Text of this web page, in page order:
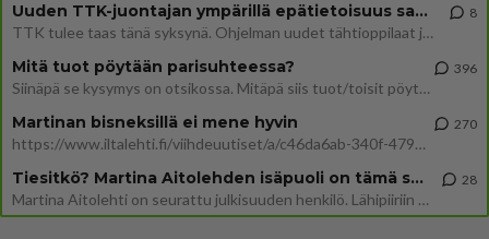
Uuden TTK-juontajan ympärillä epätietoisuus sakenee - Nyt MTV hämmentää soppaa
TTK tulee taas tänä syksynä. Ohjelman uudet tähtioppilaat julkistetaan torstaina 6. elokuuta klo 14 alkavassa lehdistö
8
Mitä tuot pöytään parisuhteessa?
Siinäpä se kysymys on otsikossa. Mitäpä siis tuot/toisit pöytään parisuhteessa? Oletko mies vai nainen? Koetko sen mitä
396
Martinan bisneksillä ei mene hyvin
https://www.iltalehti.fi/viihdeuutiset/a/c46da6ab-340f-4790-aaa7-0865eed2336 Yrityksen konkurssihakemus on tullut kärä
270
Tiesitkö? Martina Aitolehden isäpuoli on tämä suosittu laulaja
Martina Aitolehti on seurattu julkisuuden henkilö. Lähipiiriin mahtuu muitakin tunnettuja henkilöitä. Tiesitkö, että Ma
28